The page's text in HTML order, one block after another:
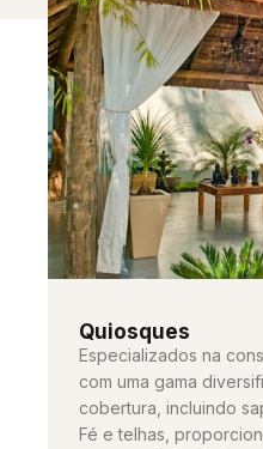
Quiosques
Especializados na
com uma gama
cobertura, incluindo
Fé e telhas,